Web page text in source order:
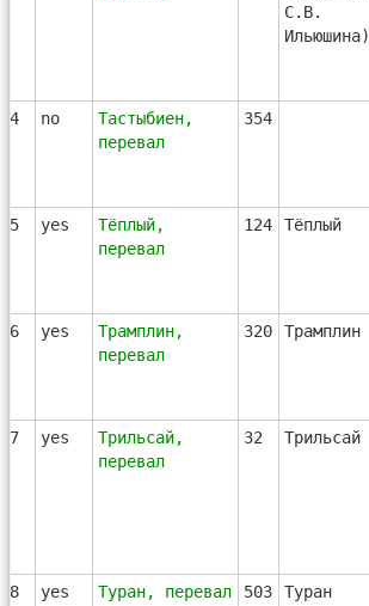
С.В.
Ильюшина)
84 no
Тастыбиен,
перевал
354
85 yes
Тёплый,
перевал
124 Тёплый
86 yes
Трамплин,
перевал
320 Трамплин
87 yes
Трильсай,
перевал
32 Трильсай
88 yes Туран, перевал 503 Туран